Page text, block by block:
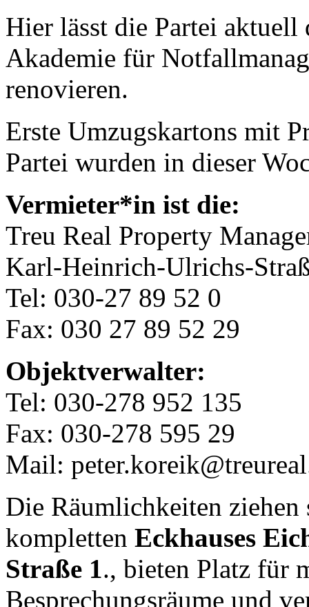
Hier lässt die Partei aktuell
Akademie für
renovieren.
Erste Umzugskartons mit
Partei wurden in dieser
Vermieter*in ist die:
Treu Real Property
Karl-Heinrich-Ulrichs-
Tel: 030-27 89 52 0
Fax: 030 27 89 52 29
Objektverwalter:
Tel: 030-278 952 135
Fax: 030-278 595 29
Mail:
Die Räumlichkeiten ziehen
kompletten Eckhauses
Straße 1., bieten Platz für
Besprechungsräume und